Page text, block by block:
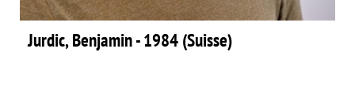
Jurdic, Benjamin - 1984 (Suisse)